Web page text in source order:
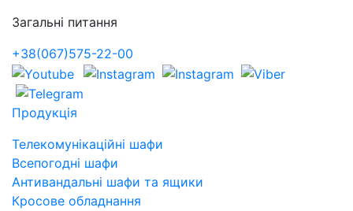
Загальні питання
+38(067)575-22-00
Продукція
Телекомунікаційні шафи
Всепогодні шафи
Антивандальні шафи та ящики
Кросове обладнання